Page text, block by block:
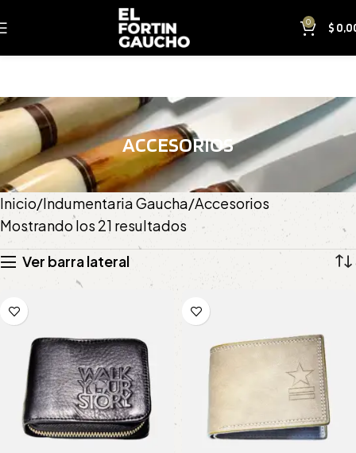
0 $
ACCESORIOS
Inicio Indumentaria Gaucha Accesorios
Mostrando los 21 resultados
Ver barra lateral